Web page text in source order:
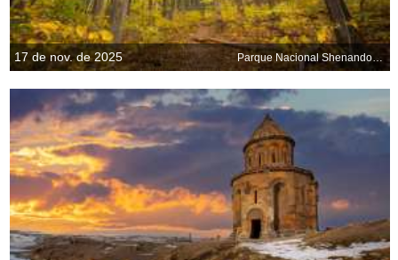
17 de nov. de 2025 Parque Nacional Shenandoah, Virginia, EE. UU.